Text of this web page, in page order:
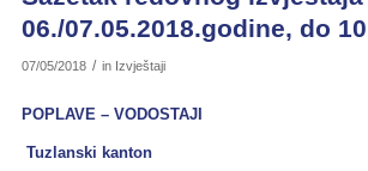
06./07.05.2018.godine, do
07/05/2018 / in Izvještaji
POPLAVE – VODOSTAJI
Tuzlanski kanton